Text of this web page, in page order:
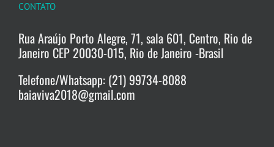
CONTATO
Rua Araújo Porto Alegre, 71, sala 601, Centro, Rio de
Janeiro CEP 20030-015, Rio de Janeiro -Brasil
Telefone/Whatsapp: (21) 99734-8088
baiaviva2018@gmail.com